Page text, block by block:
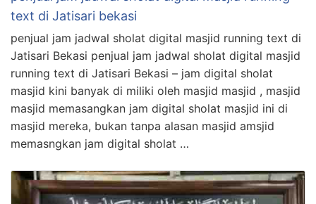
text di Jatisari bekasi
penjual jam jadwal sholat digital masjid running text di
Jatisari Bekasi penjual jam jadwal sholat digital masjid
running text di Jatisari Bekasi – jam digital sholat
masjid kini banyak di miliki oleh masjid masjid , masjid
masjid memasangkan jam digital sholat masjid ini di
masjid mereka, bukan tanpa alasan masjid amsjid
memasngkan jam digital sholat …